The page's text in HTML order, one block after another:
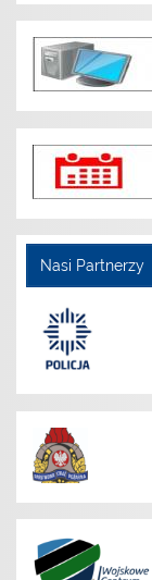
Nasi Partnerzy